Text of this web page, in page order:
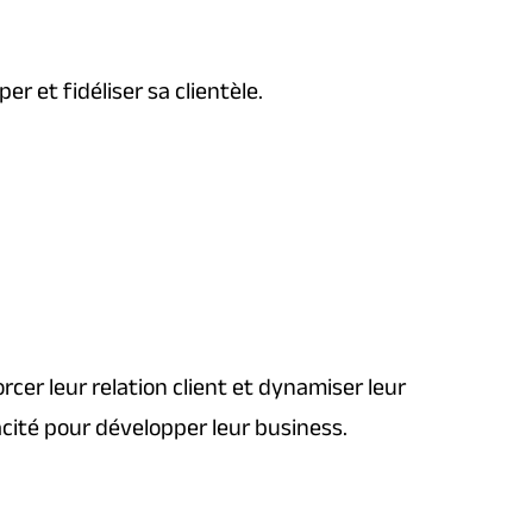
et fidéliser sa clientèle.
leur relation client et dynamiser leur
pour développer leur business.